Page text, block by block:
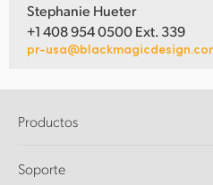
Stephanie Hueter
+1 408 954 0500 Ext. 339
pr-
Productos
DaVinci Resolve y Fusion
Soporte